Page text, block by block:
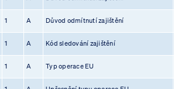
1 A Důvod odmítnutí zajištění
1 A Kód sledování zajištění
1 A Typ operace EU